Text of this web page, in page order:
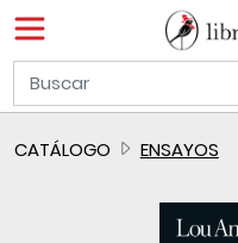
CATÁLOGO ENSAYOS